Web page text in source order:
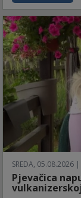
SREDA, 05.08.2026
Pjevačica